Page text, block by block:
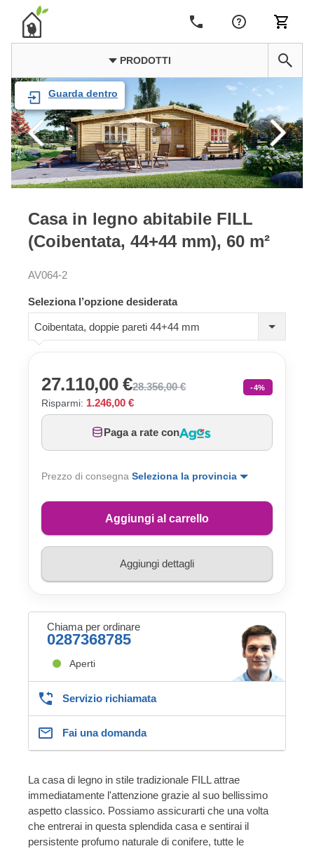
PRODOTTI
Guarda dentro
Casa in legno abitabile FILL
(Coibentata, 44+44 mm), 60 m²
AV064-2
Seleziona l’opzione desiderata
Coibentata, doppie pareti 44+44 mm
27.110,00 €28.356,00 € -4%
Risparmi: 1.246,00 €
Paga a rate con
Prezzo di consegna Seleziona la provincia
Aggiungi al carrello
Aggiungi dettagli
Chiama per ordinare
0287368785
Aperti
Servizio richiamata
Fai una domanda
La casa di legno in stile tradizionale FILL attrae
immediatamente l'attenzione grazie al suo bellissimo
aspetto classico. Possiamo assicurarti che una volta
che entrerai in questa splendida casa e sentirai il ​​
persistente profumo naturale di conifere, tutte le